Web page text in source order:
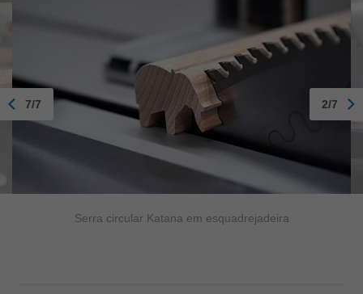
Serra circular Katana em esquadrejadeira
7/7 2/7